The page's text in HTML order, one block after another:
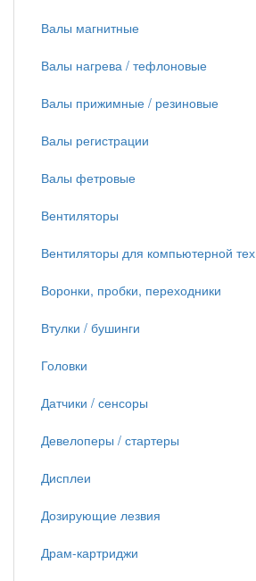
Валы магнитные
Валы нагрева / тефлоновые
Валы прижимные / резиновые
Валы регистрации
Валы фетровые
Вентиляторы
Вентиляторы для компьютерной тех
Воронки, пробки, переходники
Втулки / бушинги
Головки
Датчики / сенсоры
Девелоперы / стартеры
Дисплеи
Дозирующие лезвия
Драм-картриджи